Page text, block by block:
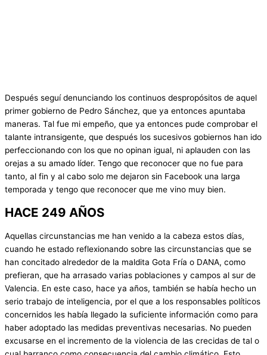
Después seguí denunciando los continuos despropósitos de aquel
primer gobierno de Pedro Sánchez, que ya entonces apuntaba
maneras. Tal fue mi empeño, que ya entonces pude comprobar el
talante intransigente, que después los sucesivos gobiernos han ido
perfeccionando con los que no opinan igual, ni aplauden con las
orejas a su amado líder. Tengo que reconocer que no fue para
tanto, al fin y al cabo solo me dejaron sin Facebook una larga
temporada y tengo que reconocer que me vino muy bien.
HACE 249 AÑOS
Aquellas circunstancias me han venido a la cabeza estos días,
cuando he estado reflexionando sobre las circunstancias que se
han concitado alrededor de la maldita Gota Fría o DANA, como
prefieran, que ha arrasado varias poblaciones y campos al sur de
Valencia. En este caso, hace ya años, también se había hecho un
serio trabajo de inteligencia, por el que a los responsables políticos
concernidos les había llegado la suficiente información como para
haber adoptado las medidas preventivas necesarias. No pueden
excusarse en el incremento de la violencia de las crecidas de tal o